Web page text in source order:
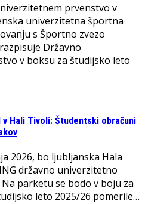
prvenstvo v
univerzitetna športna
s Športno zvezo
Državno
v boksu za študijsko leto
Hali Tivoli: Študentski obračuni
2026, bo ljubljanska Hala
državno univerzitetno
parketu se bodo v boju za
leto 2025/26 pomerile…